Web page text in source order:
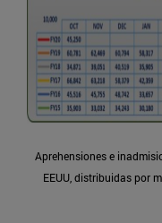
Aprehensiones e
EEUU, distribuidas por